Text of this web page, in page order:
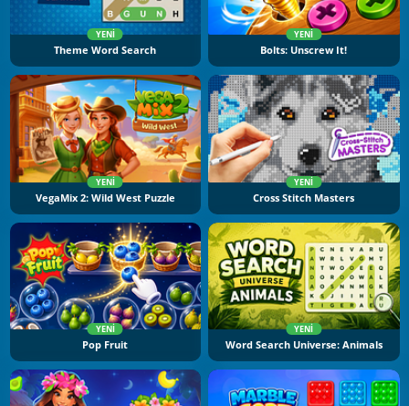
YENI
Theme Word Search
YENI
Bolts: Unscrew It!
YENI
VegaMix 2: Wild West Puzzle
YENI
Cross Stitch Masters
YENI
Pop Fruit
YENI
Word Search Universe: Animals